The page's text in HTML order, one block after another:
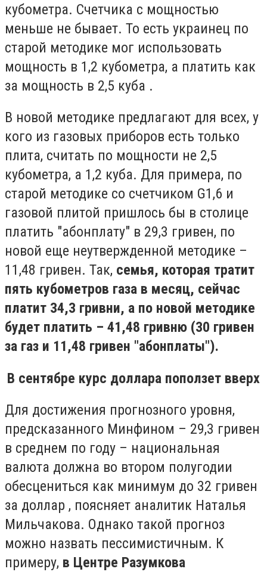
кубометра. Счетчика с мощностью
меньше не бывает. То есть украинец по
старой методике мог использовать
мощность в 1,2 кубометра, а платить как
за мощность в 2,5 куба .
В новой методике предлагают для всех, у
кого из газовых приборов есть только
плита, считать по мощности не 2,5
кубометра, а 1,2 куба. Для примера, по
старой методике со счетчиком G1,6 и
газовой плитой пришлось бы в столице
платить "абонплату" в 29,3 гривен, по
новой еще неутвержденной методике –
11,48 гривен. Так, семья, которая тратит
пять кубометров газа в месяц, сейчас
платит 34,3 гривни, а по новой методике
будет платить – 41,48 гривню (30 гривен
за газ и 11,48 гривен "абонплаты").
В сентябре курс доллара поползет вверх
Для достижения прогнозного уровня,
предсказанного Минфином – 29,3 гривен
в среднем по году – национальная
валюта должна во втором полугодии
обесцениться как минимум до 32 гривен
за доллар , поясняет аналитик Наталья
Мильчакова. Однако такой прогноз
можно назвать пессимистичным. К
примеру, в Центре Разумкова